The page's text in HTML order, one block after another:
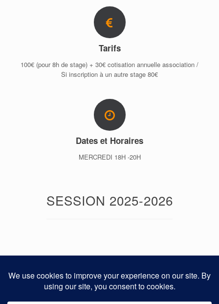
Tarifs
100€ (pour 8h de stage) + 30€ cotisation annuelle association /
Si inscription à un autre stage 80€
Dates et Horaires
MERCREDI 18H -20H
SESSION 2025-2026